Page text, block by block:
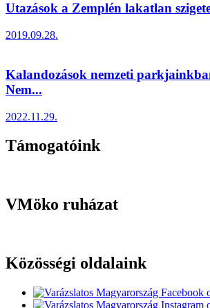
Utazások a Zemplén lakatlan
2019.09.28.
Kalandozások nemzeti
Nem...
2022.11.29.
Támogatóink
VMöko ruházat
Közösségi oldalaink